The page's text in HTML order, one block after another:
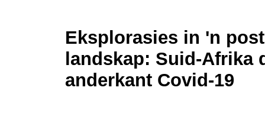
Eksplorasies in 'n
landskap: Suid-Afrika
anderkant Covid-19